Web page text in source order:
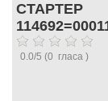
СТАРТЕР
0.0/5 (0 гласа )